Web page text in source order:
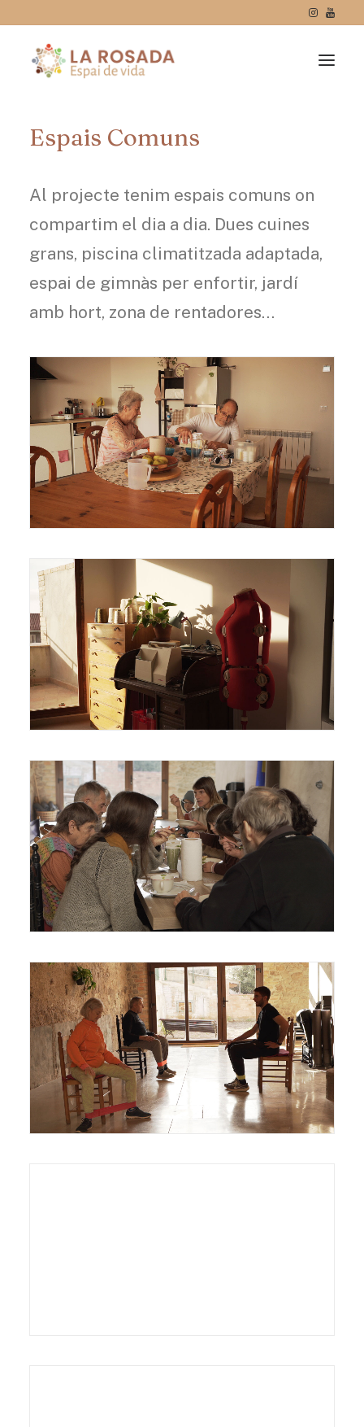
Espais Comuns
Al projecte tenim espais comuns on
compartim el dia a dia. Dues cuines
grans, piscina climatitzada adaptada,
espai de gimnàs per enfortir, jardí
amb hort, zona de rentadores…